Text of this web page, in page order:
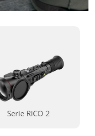
Serie RICO 2